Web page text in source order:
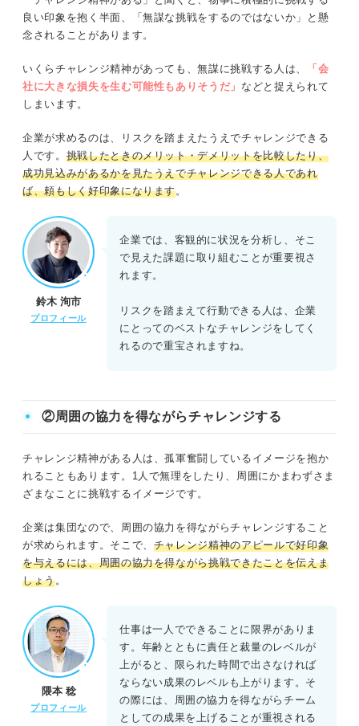
良い印象を抱く半面、「無謀な挑戦をするのではないか」と懸
念されることがあります。
いくらチャレンジ精神があっても、無謀に挑戦する人は、
「会
社に大きな損失を生む可能性もありそうだ」 などと捉えられて
しまいます。
企業が求めるのは、リスクを踏まえたうえでチャレンジできる
人です。 挑戦したときのメリット・デメリットを比較したり、
成功見込みがあるかを見たうえでチャレンジできる人であれ
ば、頼もしく好印象になります。
鈴木 洵市
プロフィール
企業では、客観的に状況を分析し、そこ
で見えた課題に取り組むことが重要視さ
れます。
リスクを踏まえて行動できる人は、企業
にとってのベストなチャレンジをしてく
れるので重宝されますね。
②周囲の協力を得ながらチャレンジする
チャレンジ精神がある人は、孤軍奮闘しているイメージを抱か
れることもあります。1人で無理をしたり、周囲にかまわずさま
ざまなことに挑戦するイメージです。
企業は集団なので、周囲の協力を得ながらチャレンジすること
が求められます。そこで、 チャレンジ精神のアピールで好印象
を与えるには、周囲の協力を得ながら挑戦できたことを伝えま
しょう。
隈本 稔
プロフィール
仕事は一人でできることに限界がありま
す。年齢とともに責任と裁量のレベルが
上がると、限られた時間で出さなければ
ならない成果のレベルも上がります。そ
の際には、周囲の協力を得ながらチーム
としての成果を上げることが重視される